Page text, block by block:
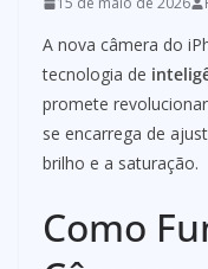
A nova câmera do
tecnologia de
promete
se encarrega de
brilho e a saturação.
Como